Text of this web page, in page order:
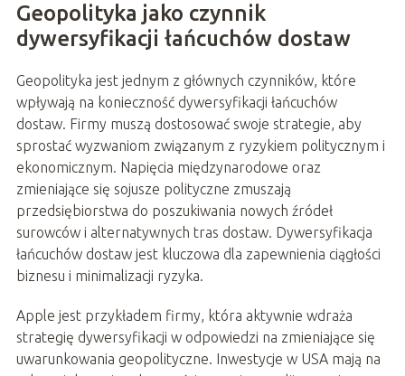
Geopolityka jako czynnik
dywersyfikacji łańcuchów dostaw
Geopolityka jest jednym z głównych czynników, które
wpływają na konieczność dywersyfikacji łańcuchów
dostaw. Firmy muszą dostosować swoje strategie, aby
sprostać wyzwaniom związanym z ryzykiem politycznym i
ekonomicznym. Napięcia międzynarodowe oraz
zmieniające się sojusze polityczne zmuszają
przedsiębiorstwa do poszukiwania nowych źródeł
surowców i alternatywnych tras dostaw. Dywersyfikacja
łańcuchów dostaw jest kluczowa dla zapewnienia ciągłości
biznesu i minimalizacji ryzyka.
Apple jest przykładem firmy, która aktywnie wdraża
strategię dywersyfikacji w odpowiedzi na zmieniające się
uwarunkowania geopolityczne. Inwestycje w USA mają na